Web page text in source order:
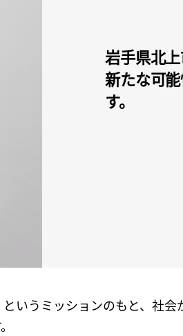
岩手県北上
新たな可
す。
いうミッションのもと、社